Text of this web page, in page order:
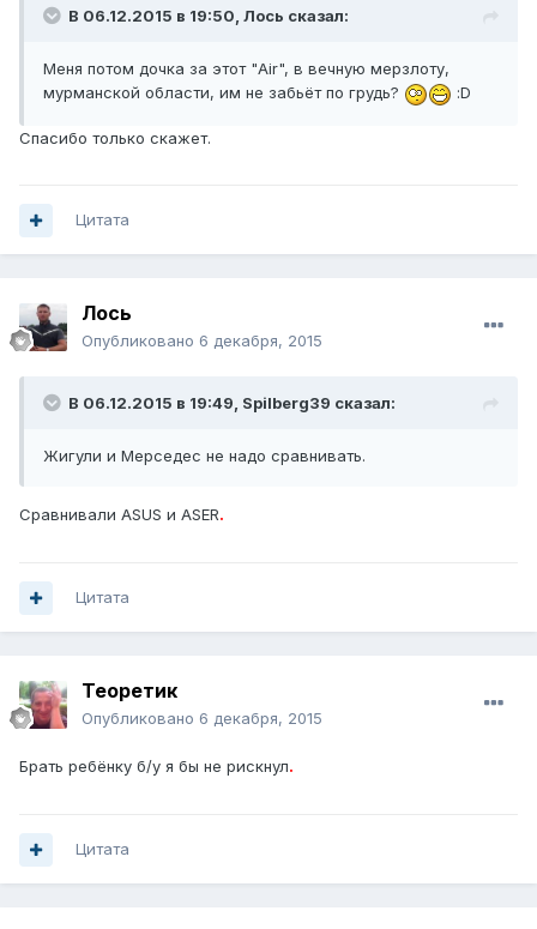
В 06.12.2015 в 19:50, Лось сказал:
Меня потом дочка за этот "Air", в вечную мерзлоту,
мурманской области, им не забьёт по грудь?
:D
Спасибо только скажет.
Цитата
Лось
Опубликовано 6 декабря, 2015
В 06.12.2015 в 19:49, Spilberg39 сказал:
Жигули и Мерседес не надо сравнивать.
Сравнивали ASUS и ASER.
Цитата
Теоретик
Опубликовано 6 декабря, 2015
Брать ребёнку б/у я бы не рискнул.
Цитата